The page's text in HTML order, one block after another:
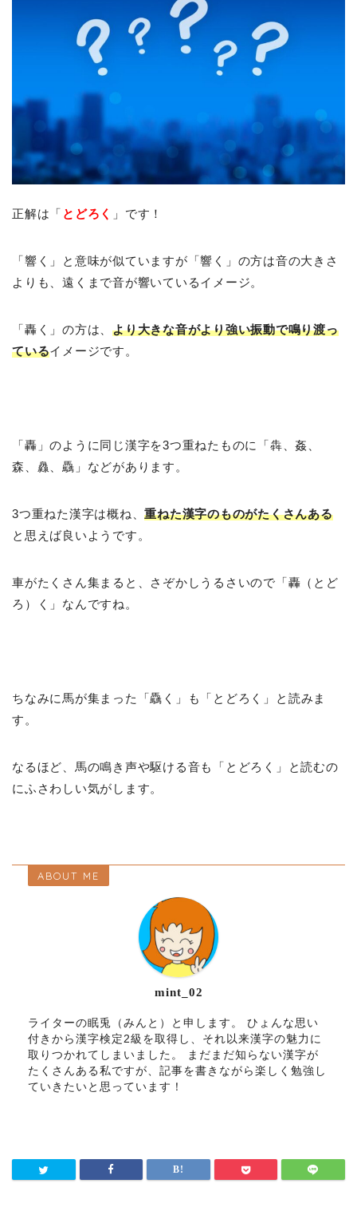
正解は「 とどろく 」です！
「響く」と意味が似ていますが「響く」の方は音の大きさ
よりも、遠くまで音が響いているイメージ。
「轟く」の方は、より大きな音がより強い振動で鳴り渡っ
ているイメージです。
「轟」のように同じ漢字を3つ重ねたものに「犇、姦、
森、 灥、驫 」などがあります。
3つ重ねた漢字は概ね、重ねた漢字のものがたくさんある
と思えば良いようです。
車がたくさん集まると、さぞかしうるさいので「轟（とど
ろ）く」なんですね。
ちなみに馬が集まった「驫く
」も「とどろく」と読みま
す。
なるほど、馬の鳴き声や駆ける音も「とどろく」と読むの
にふさわしい気がします。
ABOUT ME
mint_02
ライターの眠兎（みんと）と申します。 ひょんな思い
付きから漢字検定2級を取得し、それ以来漢字の魅力に
取りつかれてしまいました。 まだまだ知らない漢字が
たくさんある私ですが、記事を書きながら楽しく勉強し
ていきたいと思っています！